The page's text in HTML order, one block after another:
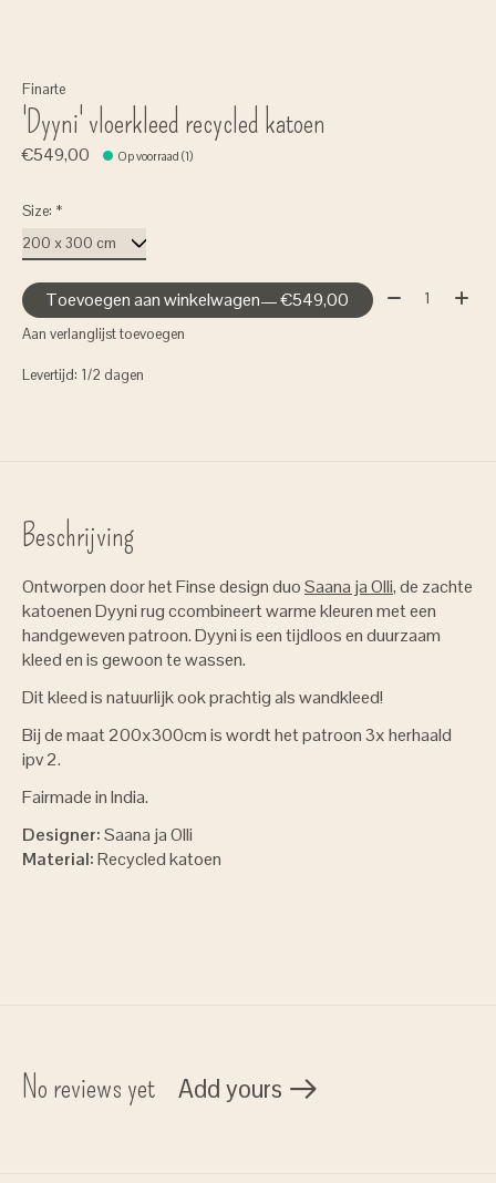
Finarte
'Dyyni' vloerkleed recycled katoen
€549,00 Op voorraad (1)
Size: *
Toevoegen aan winkelwagen — €549,00 Aantal:
Aan verlanglijst toevoegen
Levertijd: 1/2 dagen
Beschrijving
Ontworpen door het Finse design duoSaana ja Olli, de zachte
katoenen Dyyni rug ccombineert warme kleuren met een
handgeweven patroon. Dyyni is een tijdloos en duurzaam
kleed en is gewoon te wassen.
Dit kleed is natuurlijk ook prachtig als wandkleed!
Bij de maat 200x300cm is wordt het patroon 3x herhaald
ipv 2.
Fairmade in India.
Designer:Saana ja Olli
Material:Recycled katoen
No reviews yet Add yours